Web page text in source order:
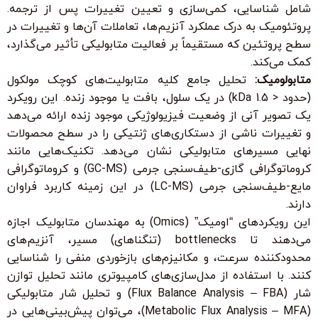
شامل شناسایی، کمی‌سازی و تعیین تغییرات پس از ترجمه.
پروتئومیک به درک عملکرد آنزیم‌ها، تعاملات آن‌ها و تغییرات در
سطح پروتئین که مستقیماً بر فعالیت متابولیکی تأثیر می‌گذارد،
کمک می‌کند.
متابولومیک: تحلیل جامع کلیه متابولیت‌های کوچک مولکول
(حدود < 1.5 kDa) در یک سلول، بافت یا موجود زنده. این رویکرد
یک تصویر آنی از وضعیت فیزیولوژیکی موجود زنده ارائه می‌دهد
و تغییرات ناشی از دستکاری‌های ژنتیکی را در سطح محصولات
نهایی مسیرهای متابولیکی نشان می‌دهد. تکنیک‌هایی مانند
کروماتوگرافی گازی-طیف‌سنجی جرمی (GC-MS) و کروماتوگرافی
مایع-طیف‌سنجی جرمی (LC-MS) در این زمینه کاربرد فراوان
دارند.
این رویکردهای “اومیک” (Omics) به مهندسان متابولیک اجازه
می‌دهند تا bottlenecks (تنگناهای) مسیر، آنزیم‌های
محدودکننده سرعت، و مکانیزم‌های بازخوردی منفی را شناسایی
کنند. با استفاده از مدل‌سازی‌های کامپیوتری مانند تحلیل توازن
شار (Flux Balance Analysis – FBA) و تحلیل شار متابولیکی
(Metabolic Flux Analysis – MFA)، می‌توان پیش‌بینی‌هایی در